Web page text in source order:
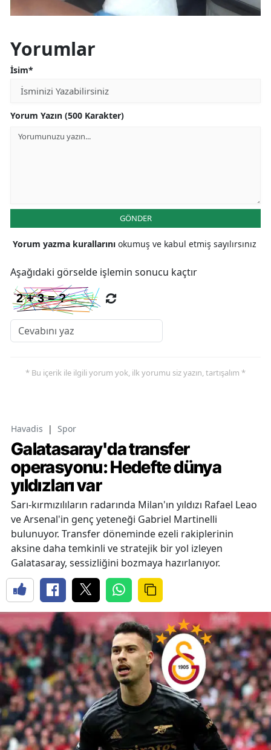
Yorumlar
İsim*
Yorum Yazın (500 Karakter)
GÖNDER
Yorum yazma kurallarını okumuş ve kabul etmiş sayılırsınız
Aşağıdaki görselde işlemin sonucu kaçtır
* Bu içerik ile ilgili yorum yok, ilk yorumu siz yazın, tartışalım *
Havadis | Spor
Galatasaray'da transfer
operasyonu: Hedefte dünya
yıldızları var
Sarı-kırmızılıların radarında Milan'ın yıldızı Rafael Leao
ve Arsenal'in genç yeteneği Gabriel Martinelli
bulunuyor. Transfer döneminde ezeli rakiplerinin
aksine daha temkinli ve stratejik bir yol izleyen
Galatasaray, sessizliğini bozmaya hazırlanıyor.